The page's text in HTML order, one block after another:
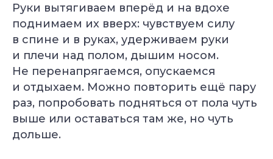
Руки вытягиваем вперёд и на вдохе
поднимаем их вверх: чувствуем силу
в спине и в руках, удерживаем руки
и плечи над полом, дышим носом.
Не перенапрягаемся, опускаемся
и отдыхаем. Можно повторить ещё пару
раз, попробовать подняться от пола чуть
выше или оставаться там же, но чуть
дольше.